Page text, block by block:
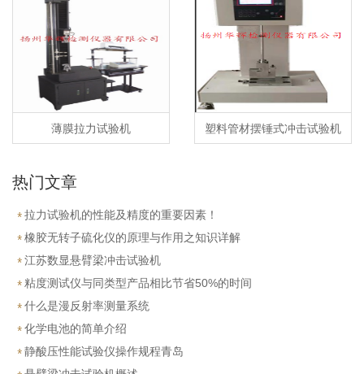
薄膜拉力试验机 塑料管材摆锤式冲击试验机
热门文章
拉力试验机的性能及精度的重要因素！
橡胶无转子硫化仪的原理与作用之知识详解
江苏数显悬臂梁冲击试验机
粘度测试仪与同类型产品相比节省50%的时间
什么是漫反射率测量系统
化学电池的简单介绍
静酸压性能试验仪操作规程青岛